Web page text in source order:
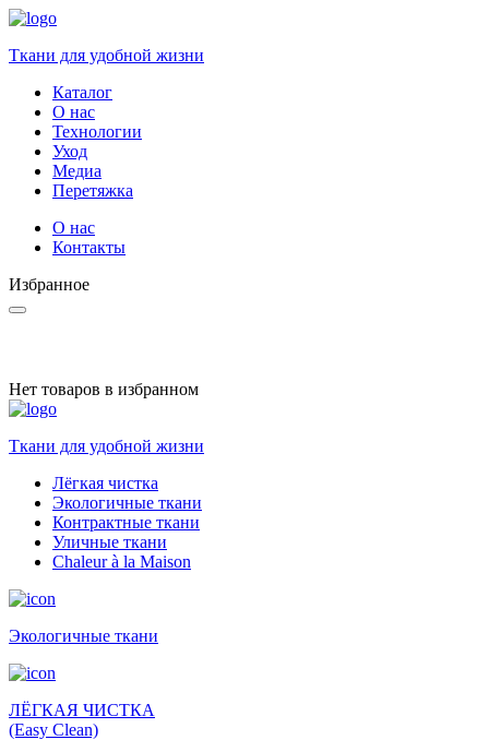
Ткани для удобной жизни
Каталог
О нас
Технологии
Уход
Медиа
Перетяжка
О нас
Контакты
Избранное
Нет товаров в избранном
Ткани для удобной жизни
Лёгкая чистка
Экологичные ткани
Контрактные ткани
Уличные ткани
Сhaleur à la Maison
Экологичные ткани
ЛЁГКАЯ ЧИСТКА
(Easy Clean)